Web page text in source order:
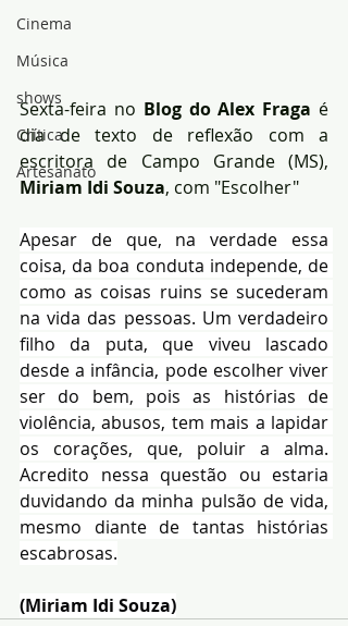
Cinema
Música
shows
Crítica
Artesanato
Sexta-feira no Blog do Alex Fraga é
dia de texto de reflexão com a
Miriam Idi Souza, com "Escolher"
Apesar de que, na verdade essa
coisa, da boa conduta independe, de
como as coisas ruins se sucederam
na vida das pessoas. Um verdadeiro
filho da puta, que viveu lascado
desde a infância, pode escolher viver
ser do bem, pois as histórias de
violência, abusos, tem mais a lapidar
os corações, que, poluir a alma.
Acredito nessa questão ou estaria
duvidando da minha pulsão de vida,
mesmo diante de tantas histórias
escabrosas.
(Miriam Idi Souza)